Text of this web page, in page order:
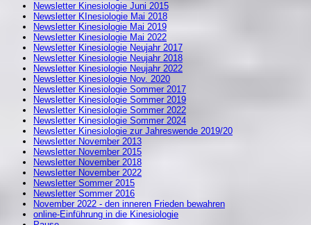
Newsletter Kinesiologie Juni 2015
Newsletter KInesiologie Mai 2018
Newsletter Kinesiologie Mai 2019
Newsletter Kinesiologie Mai 2022
Newsletter Kinesiologie Neujahr 2017
Newsletter Kinesiologie Neujahr 2018
Newsletter Kinesiologie Neujahr 2022
Newsletter Kinesiologie Nov. 2020
Newsletter Kinesiologie Sommer 2017
Newsletter Kinesiologie Sommer 2019
Newsletter Kinesiologie Sommer 2022
Newsletter Kinesiologie Sommer 2024
Newsletter Kinesiologie zur Jahreswende 2019/20
Newsletter November 2013
Newsletter November 2015
Newsletter November 2018
Newsletter November 2022
Newsletter Sommer 2015
Newsletter Sommer 2016
November 2022 - den inneren Frieden bewahren
online-Einführung in die Kinesiologie